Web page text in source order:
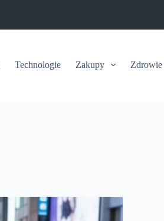
Technologie Zakupy Zdrowie